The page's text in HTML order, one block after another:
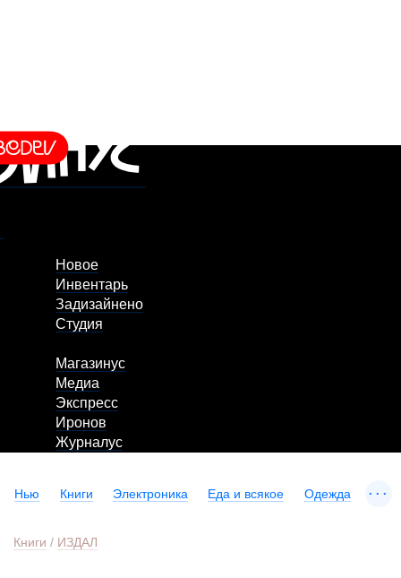
Новое
Инвентарь
Задизайнено
Студия
Магазинус
Медиа
Экспресс
Иронов
Журналус
Нью Книги Электроника Еда и всякое Одежда ...
Книги / ИЗДАЛ